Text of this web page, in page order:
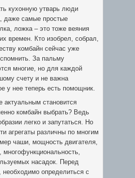
кухонную утварь люди
даже самые простые
ложка – это тоже веяния
времен. Кто изобрел, собрал,
комбайн сейчас уже
За пальму
многие, но для каждой
счету и не важна
у нее теперь есть помощник.
актуальным становится
комбайн выбрать? Ведь
легко и запутаться. Но
агрегаты различны по многим
чаши, мощность двигателя,
многофункциональность,
насадок. Перед
определиться с